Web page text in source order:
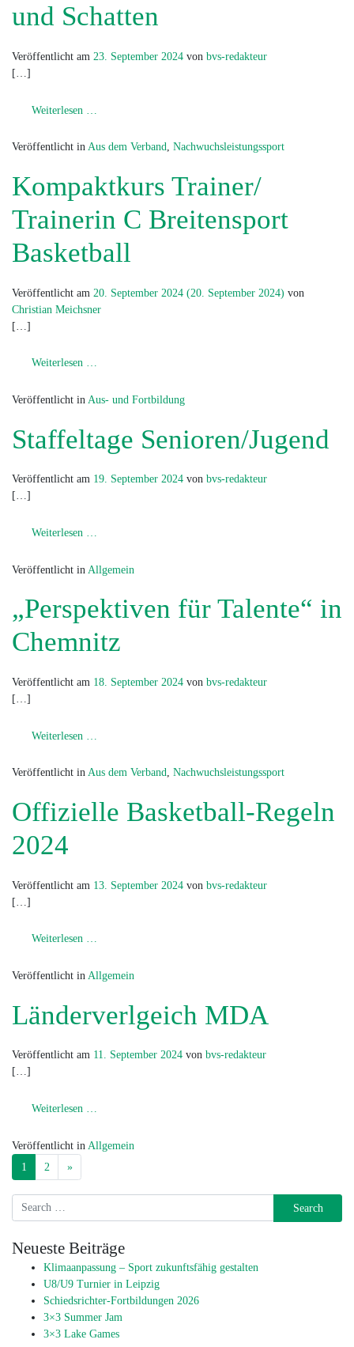
und Schatten
Veröffentlicht am 23. September 2024 von bvs-redakteur
[…]
Weiterlesen …
Veröffentlicht in Aus dem Verband, Nachwuchsleistungssport
Kompaktkurs Trainer/
Trainerin C Breitensport
Basketball
Veröffentlicht am 20. September 2024 (20. September 2024) von
Christian Meichsner
[…]
Weiterlesen …
Veröffentlicht in Aus- und Fortbildung
Staffeltage Senioren/Jugend
Veröffentlicht am 19. September 2024 von bvs-redakteur
[…]
Weiterlesen …
Veröffentlicht in Allgemein
„Perspektiven für Talente“ in
Chemnitz
Veröffentlicht am 18. September 2024 von bvs-redakteur
[…]
Weiterlesen …
Veröffentlicht in Aus dem Verband, Nachwuchsleistungssport
Offizielle Basketball-Regeln
2024
Veröffentlicht am 13. September 2024 von bvs-redakteur
[…]
Weiterlesen …
Veröffentlicht in Allgemein
Länderverlgeich MDA
Veröffentlicht am 11. September 2024 von bvs-redakteur
[…]
Weiterlesen …
Veröffentlicht in Allgemein
Beitragsnavigation
1 2 »
Search
Neueste Beiträge
Klimaanpassung – Sport zukunftsfähig gestalten
U8/U9 Turnier in Leipzig
Schiedsrichter-Fortbildungen 2026
3×3 Summer Jam
3×3 Lake Games